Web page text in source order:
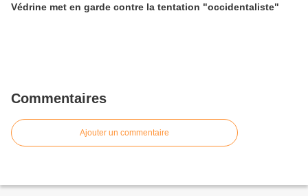
Védrine met en garde contre la tentation "occidentaliste"
Commentaires
Ajouter un commentaire